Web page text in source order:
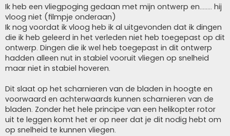
r
i
c
h
t
Ik heb een vliegpoging gedaan met mijn ontwerp en........ hij
vloog niet (filmpje onderaan)
Ik nog voordat ik vloog heb ik al uitgevonden dat ik dingen
die ik heb geleerd in het verleden niet heb toegepast op dit
ontwerp. Dingen die ik wel heb toegepast in dit ontwerp
hadden alleen nut in stabiel vooruit vliegen op snelheid
maar niet in stabiel hoveren.
Dit slaat op het scharnieren van de bladen in hoogte en
voorwaard en achterwaards kunnen scharnieren van de
bladen. Zonder het hele principe van een helikopter rotor
uit te leggen komt het er op neer dat je dit nodig hebt om
op snelheid te kunnen vliegen.